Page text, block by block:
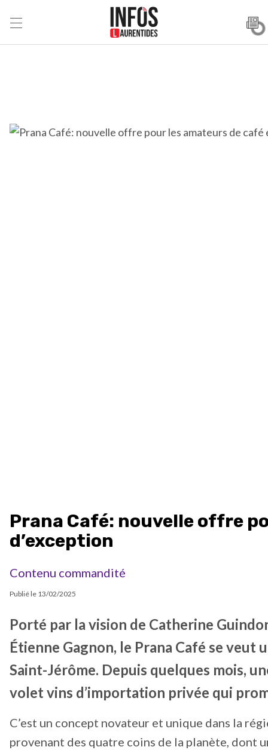
Prana Café: nouvelle offre
d’exception
Contenu commandité
Publié le 13/02/2025
Porté par la vision de Catherine
Étienne Gagnon, le Prana Café se
Saint-Jérôme. Depuis quelques mois,
volet vins d’importation privée qui
C’est un concept novateur et unique dans la
provenant des quatre coins de la planète, dont